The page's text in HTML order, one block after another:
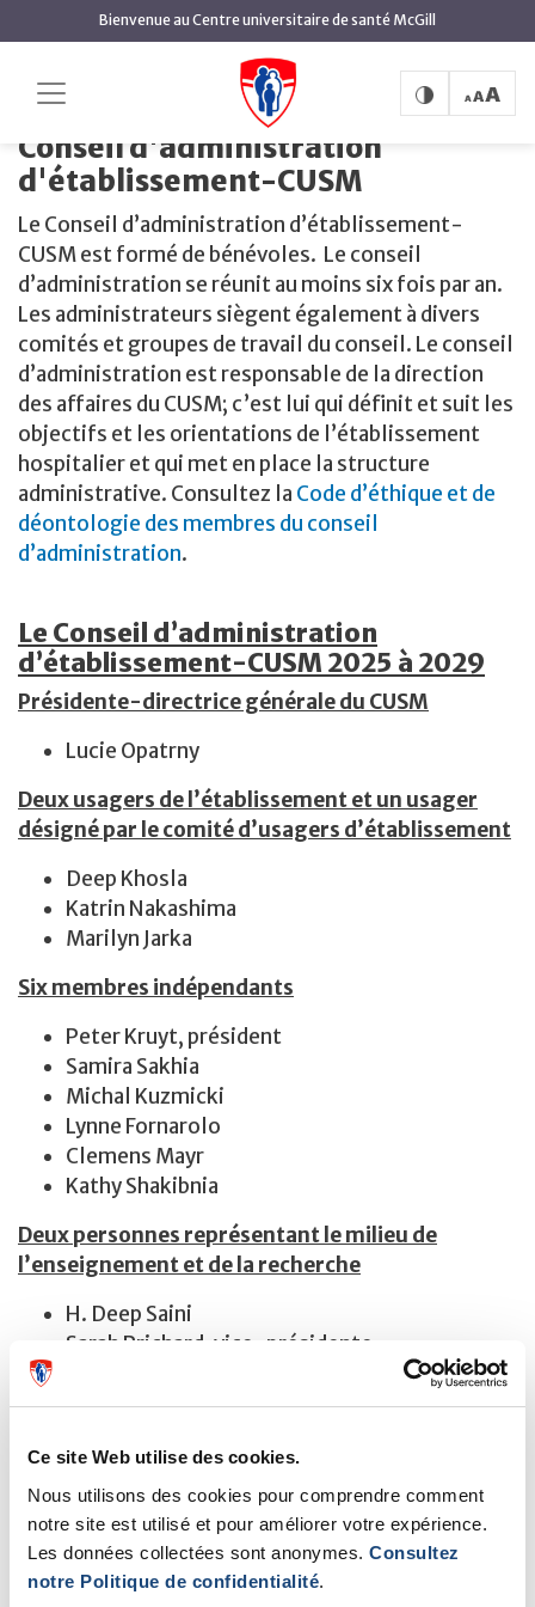
Ce site Web utilise des cookies.
Nous utilisons des cookies pour comprendre comment
notre site est utilisé et pour améliorer votre expérience.
Les données collectées sont anonymes. Consultez
notre Politique de confidentialité.
principal
Bienvenue au Centre universitaire de santé McGill
Leaders organisationnels
d'administration d'établissement-CUSM
Conseil d'administration
d'établissement-CUSM
Le Conseil d’administration d’établissement-
CUSM est formé de bénévoles. Le conseil
d’administration se réunit au moins six fois par an.
Les administrateurs siègent également à divers
comités et groupes de travail du conseil. Le conseil
d’administration est responsable de la direction
des affaires du CUSM; c’est lui qui définit et suit les
objectifs et les orientations de l’établissement
hospitalier et qui met en place la structure
administrative. Consultez la Code d’éthique et de
déontologie des membres du conseil
d’administration.
Le Conseil d’administration
d’établissement-CUSM 2025 à 2029
Présidente-directrice générale du CUSM
Lucie Opatrny
Deux usagers de l’établissement et un usager
désigné par le comité d’usagers d’établissement
Deep Khosla
Katrin Nakashima
Marilyn Jarka
Six membres indépendants
Peter Kruyt, président
Samira Sakhia
Michal Kuzmicki
Lynne Fornarolo
Clemens Mayr
Kathy Shakibnia
Deux personnes représentant le milieu de
l’enseignement et de la recherche
H. Deep Saini
Sarah Prichard, vice-présidente
Trois personnes représentant le personnel et les
de l’établissement
Uriel Pierre
Carissa Wong
Marcel Behr